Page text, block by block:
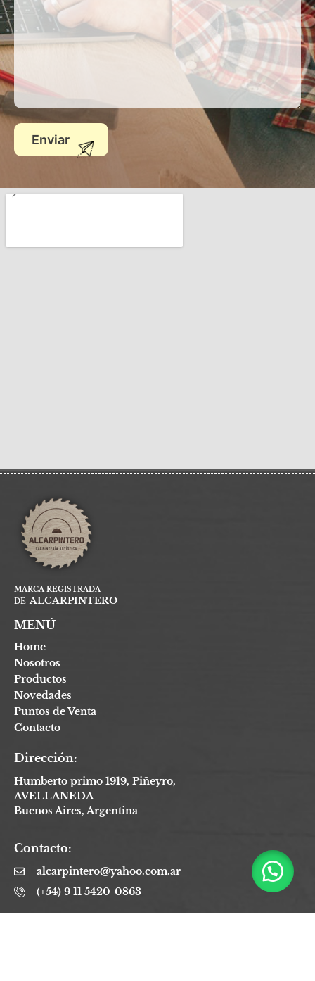
MARCA REGISTRADA
DE ALCARPINTERO
MENÚ
Home
Nosotros
Productos
Novedades
Puntos de Venta
Contacto
Dirección:
Humberto primo 1919, Piñeyro,
AVELLANEDA
Buenos Aires, Argentina
Contacto:
alcarpintero@yahoo.com.ar
(+54) 9 11 5420-0863